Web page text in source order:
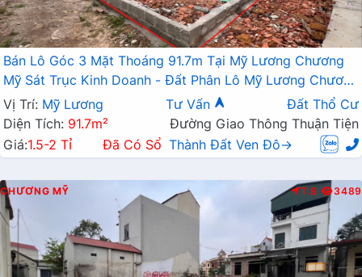
Bán Lô Góc 3 Mặt Thoáng 91.7m Tại Mỹ Lương Chương
Mỹ Sát Trục Kinh Doanh - Đất Phân Lô Mỹ Lương Chương
Mỹ
Vị Trí: Mỹ Lương Tư Vấn
Đất Thổ Cư
Diện Tích: 91.7m²
Đường Giao Thông Thuận Tiện
Giá:1.5-2 Tỉ Đã Có Sổ Thành Đất Ven Đô→
CHƯƠNG MỸ T.B 3489